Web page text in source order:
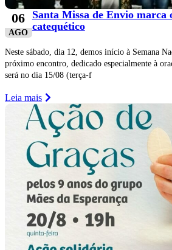
06
AGO
Santa Missa de Envio marca
catequético
Neste sábado, dia 12, demos início à Semana
próximo encontro, dedicado especialmente à
será no dia 15/08 (terça-f
Leia mais